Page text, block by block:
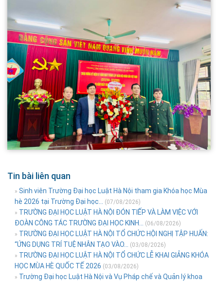
Tin bài liên quan
» Sinh viên Trường Đại học Luật Hà Nội tham gia Khóa học Mùa
hè 2026 tại Trường Đại học...
(07/08/2026)
» TRƯỜNG ĐẠI HỌC LUẬT HÀ NỘI ĐÓN TIẾP VÀ LÀM VIỆC VỚI
ĐOÀN CÔNG TÁC TRƯỜNG ĐẠI HỌC KINH...
(06/08/2026)
» TRƯỜNG ĐẠI HỌC LUẬT HÀ NỘI TỔ CHỨC HỘI NGHỊ TẬP HUẤN:
“ỨNG DỤNG TRÍ TUỆ NHÂN TẠO VÀO...
(03/08/2026)
» TRƯỜNG ĐẠI HỌC LUẬT HÀ NỘI TỔ CHỨC LỄ KHAI GIẢNG KHÓA
HỌC MÙA HÈ QUỐC TẾ 2026 (03/08/2026)
» Trường Đại học Luật Hà Nội và Vụ Pháp chế và Quản lý khoa